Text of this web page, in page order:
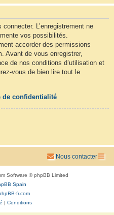
L’enregistrement ne
vos possibilités.
accorder des permissions
Avant de vous enregistrer,
de nos conditions d’utilisation et
vous de bien lire tout le
de confidentialité
Nous contacter
Software © phpBB Limited
Spain
fr.com
Conditions